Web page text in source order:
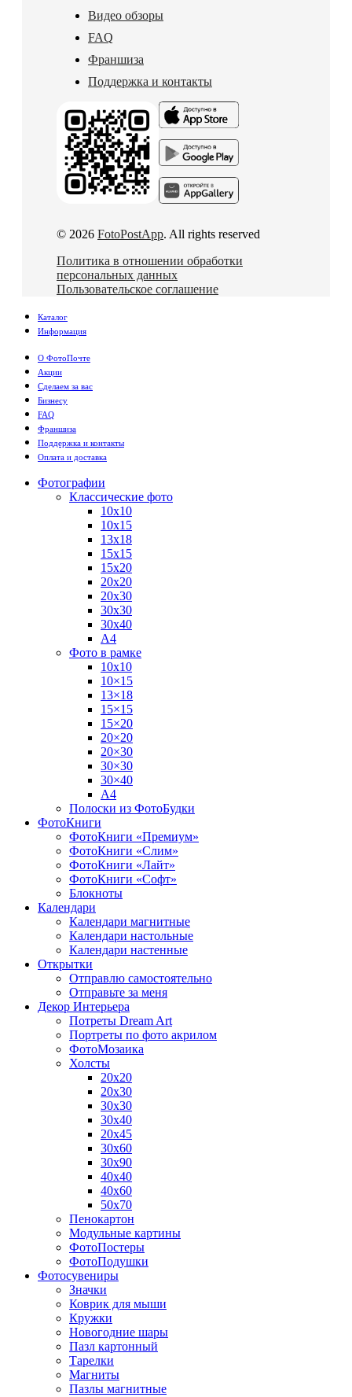
Видео обзоры
FAQ
Франшиза
Поддержка и контакты
© 2026 FotoPostApp. All rights reserved
Политика в отношении обработки
персональных данных
Пользовательское соглашение
Каталог
Информация
О ФотоПочте
Акции
Сделаем за вас
Бизнесу
FAQ
Франшиза
Поддержка и контакты
Оплата и доставка
Фотографии
Классические фото
10х10
10х15
13х18
15х15
15х20
20х20
20х30
30х30
30х40
А4
Фото в рамке
10х10
10×15
13×18
15×15
15×20
20×20
20×30
30×30
30×40
A4
Полоски из ФотоБудки
ФотоКниги
ФотоКниги «Премиум»
ФотоКниги «Слим»
ФотоКниги «Лайт»
ФотоКниги «Софт»
Блокноты
Календари
Календари магнитные
Календари настольные
Календари настенные
Открытки
Отправлю самостоятельно
Отправьте за меня
Декор Интерьера
Потреты Dream Art
Портреты по фото акрилом
ФотоМозаика
Холсты
20х20
20х30
30х30
30х40
20х45
30х60
30х90
40х40
40х60
50х70
Пенокартон
Модульные картины
ФотоПостеры
ФотоПодушки
Фотоcувениры
Значки
Коврик для мыши
Кружки
Новогодние шары
Пазл картонный
Тарелки
Магниты
Пазлы магнитные